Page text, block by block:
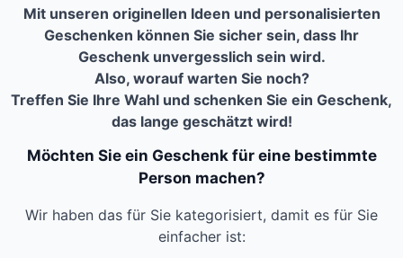
Mit unseren originellen Ideen und personalisierten
Geschenken können Sie sicher sein, dass Ihr
Geschenk unvergesslich sein wird.
Also, worauf warten Sie noch?
Treffen Sie Ihre Wahl und schenken Sie ein Geschenk,
das lange geschätzt wird!
Möchten Sie ein Geschenk für eine bestimmte
Person machen?
Wir haben das für Sie kategorisiert, damit es für Sie
einfacher ist: